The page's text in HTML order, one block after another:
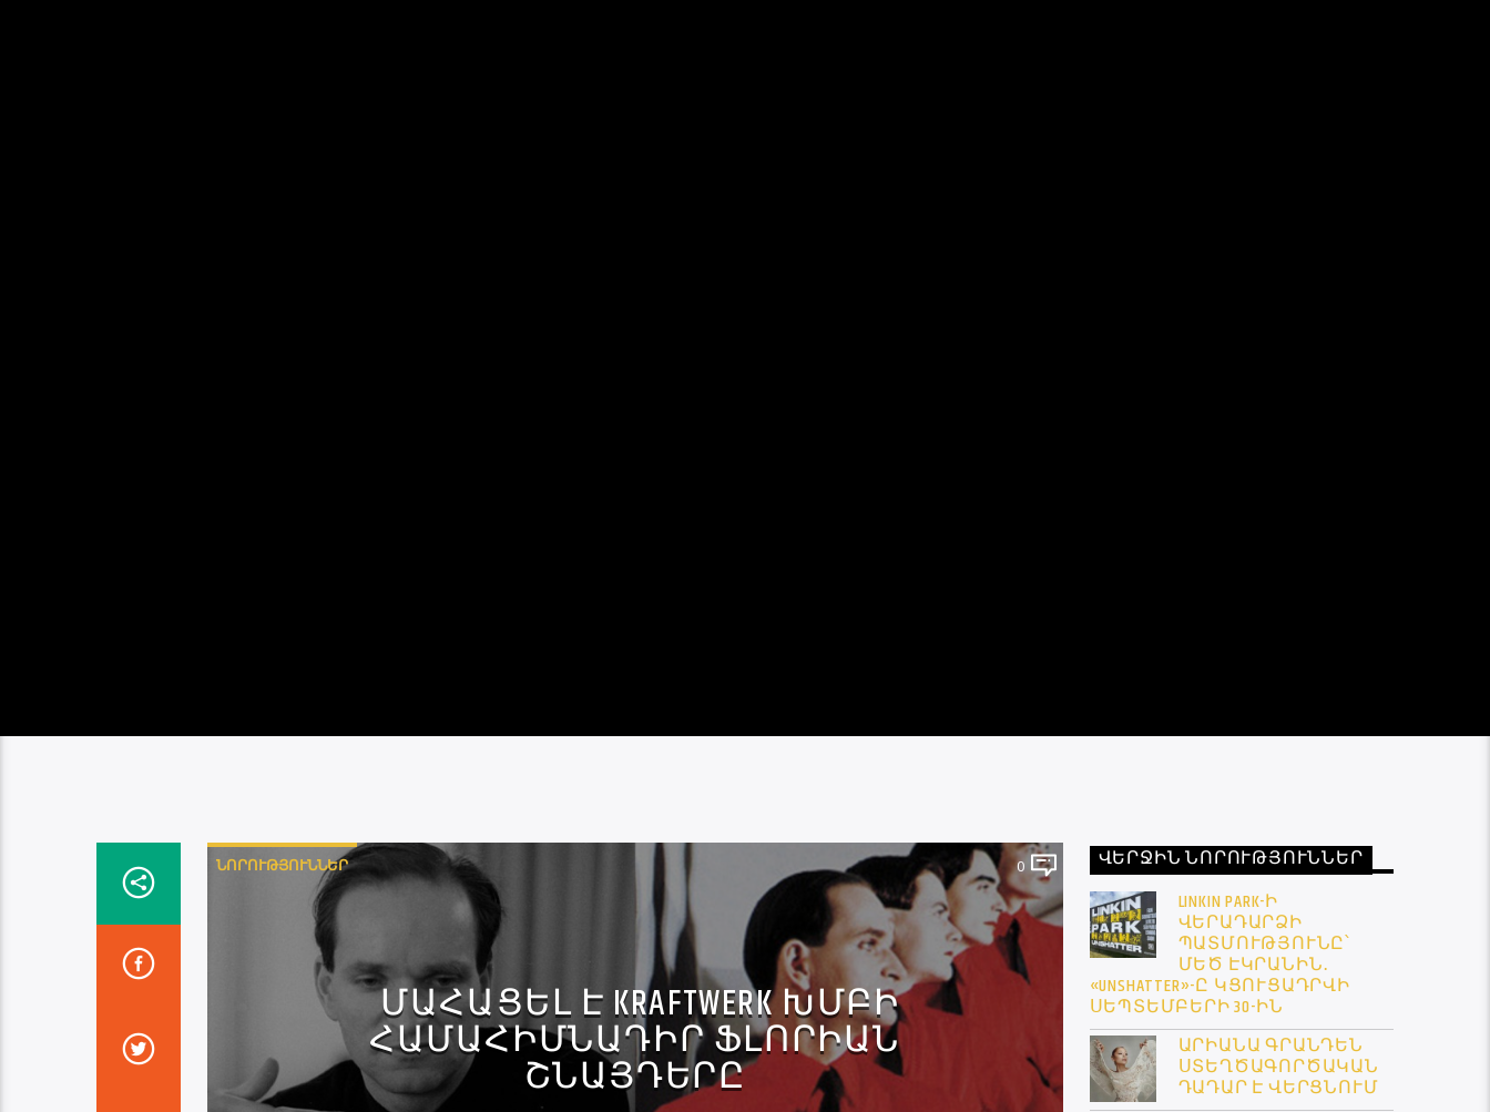
ՆՈՐՈՒԹՅՈՒՆՆԵՐ 0
ՄԱՀԱՑԵԼ Է KRAFTWERK ԽՄԲԻ
ՀԱՄԱՀԻՄՆԱԴԻՐ ՖԼՈՐԻԱՆ
ՇՆԱՅԴԵՐԸ
ՎԵՐՋԻՆ ՆՈՐՈՒԹՅՈՒՆՆԵՐ
LINKIN PARK-Ի
ՎԵՐԱԴԱՐՁԻ
ՊԱՏՄՈՒԹՅՈՒՆԸ՝
ՄԵԾ ԷԿՐԱՆԻՆ․
«UNSHATTER»-Ը ԿՑՈՒՑԱԴՐՎԻ
ՍԵՊՏԵՄԲԵՐԻ 30-ԻՆ
ԱՐԻԱՆԱ ԳՐԱՆԴԵՆ
ՍՏԵՂԾԱԳՈՐԾԱԿԱՆ
ԴԱԴԱՐ Է ՎԵՐՑՆՈՒՄ